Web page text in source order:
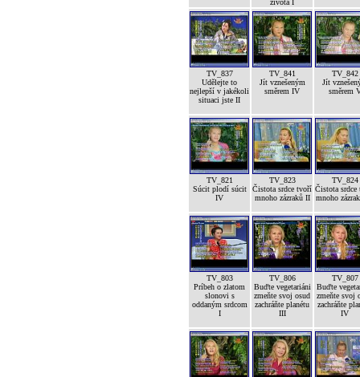
života I
TV_837
Udělejte to
nejlepší v jakékoli
situaci jste II
TV_841
Jít vznešeným
směrem IV
TV_842
Jít
směrem
TV_821
Súcit plodí súcit
IV
TV_823
Čistota srdce tvoří
mnoho zázraků II
TV_824
Čistota srdce
mnoho
TV_803
Príbeh o zlatom
slonovi s
oddaným srdcom
I
TV_806
Buďte vegetariáni
zmeňte svoj osud
zachráňte planétu
III
TV_807
Buďte
zmeňte svoj
zachráňte
IV